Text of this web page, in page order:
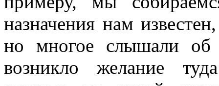
назначения нам
но многое слышали
возникло желание